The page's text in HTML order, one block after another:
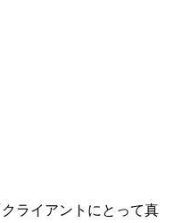
ライアントにとって真